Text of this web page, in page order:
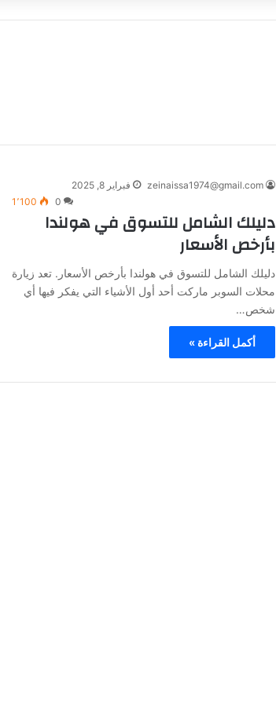
zeinaissa1974@gmail.com
فبراير 8, 2025
0
1٬100
دليلك الشامل للتسوق في هولندا
بأرخص الأسعار
دليلك الشامل للتسوق في هولندا بأرخص الأسعار. تعد زيارة
محلات السوبر ماركت أحد أول الأشياء التي يفكر فيها أي
شخص…
أكمل القراءة »